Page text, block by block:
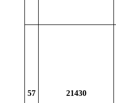
57 21430